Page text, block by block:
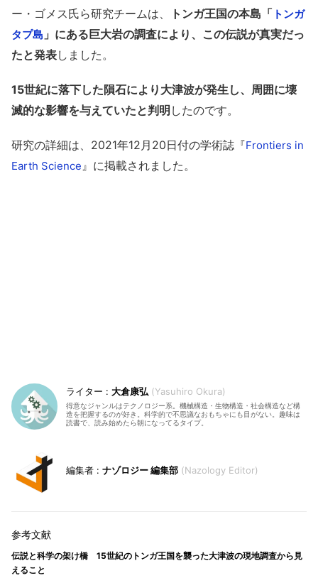
ー・ゴメス氏ら研究チームは、
トンガ王国の本島「 トンガ
タプ島 」にある巨大岩の調査により、この伝説が真実だっ
たと発表しました。
15世紀に落下した隕石により大津波が発生し、周囲に壊
滅的な影響を与えていたと判明 したのです。
研究の詳細は、2021年12月20日付の学術誌『Frontiers in
Earth Science 』に掲載されました。
大倉康弘 Yasuhiro Okura
得意なジャンルはテクノロジー系。機械構造・生物構造・社会構造など構
造を把握するのが好き。科学的で不思議なおもちゃにも目がない。趣味は
読書で、読み始めたら朝になってるタイプ。
ナゾロジー 編集部 Nazology Editor
伝説と科学の架け橋 15世紀のトンガ王国を襲った大津波の現地調査から見
えること